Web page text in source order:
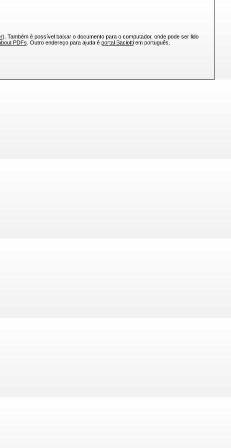
). Também é possível baixar o documento para o computador, onde pode ser lido
PDFs . Outro endereço para ajuda é portal Baciottiem português.